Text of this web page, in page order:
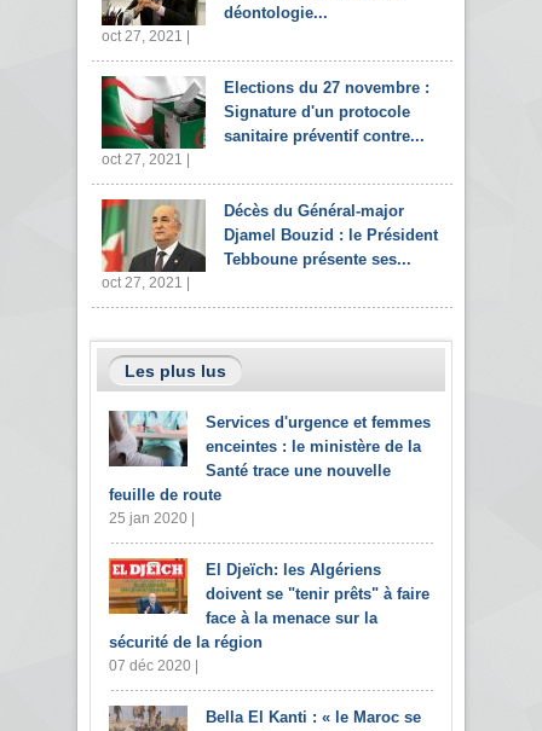
déontologie...
oct 27, 2021 |
Elections du 27 novembre :
Signature d'un protocole
sanitaire préventif contre...
oct 27, 2021 |
Décès du Général-major
Djamel Bouzid : le Président
Tebboune présente ses...
oct 27, 2021 |
Les plus lus
Services d'urgence et femmes
enceintes : le ministère de la
Santé trace une nouvelle
feuille de route
25 jan 2020 |
El Djeïch: les Algériens
doivent se "tenir prêts" à faire
face à la menace sur la
sécurité de la région
07 déc 2020 |
Bella El Kanti : « le Maroc se